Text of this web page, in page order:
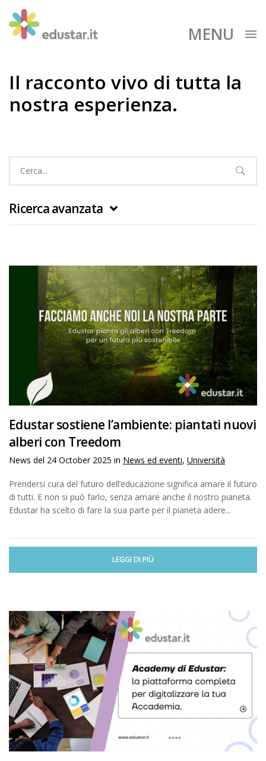
MENU
Il racconto vivo di tutta la
nostra esperienza.
Ricerca avanzata
Edustar sostiene l’ambiente: piantati nuovi
alberi con Treedom
News del 24 October 2025 in News ed eventi, Università
Prendersi cura del futuro dell’educazione significa amare il futuro
di tutti. E non si può farlo, senza amare anche il nostro pianeta.
Edustar ha scelto di fare la sua parte per il pianeta adere...
LEGGI DI PIÙ